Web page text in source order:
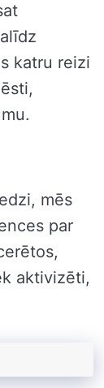
katru reizi
mēs
par
aktivizēti,